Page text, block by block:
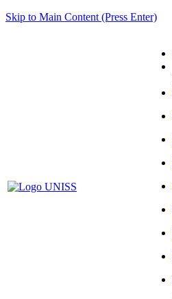
Skip to Main Content (Press Enter)